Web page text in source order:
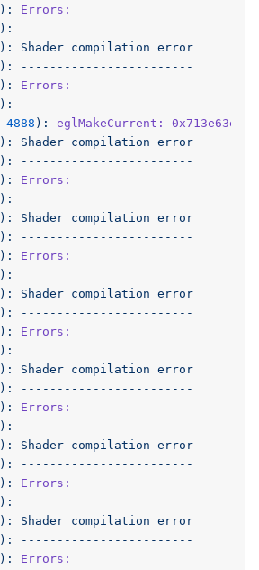
):
Errors:
):
): Shader compilation error
):
------------------------
):
Errors:
):
4888 ):
eglMakeCurrent:
): Shader compilation error
):
------------------------
):
Errors:
):
): Shader compilation error
):
------------------------
):
Errors:
):
): Shader compilation error
):
------------------------
):
Errors:
):
): Shader compilation error
):
------------------------
):
Errors:
):
): Shader compilation error
):
------------------------
):
Errors:
):
): Shader compilation error
):
------------------------
):
Errors: